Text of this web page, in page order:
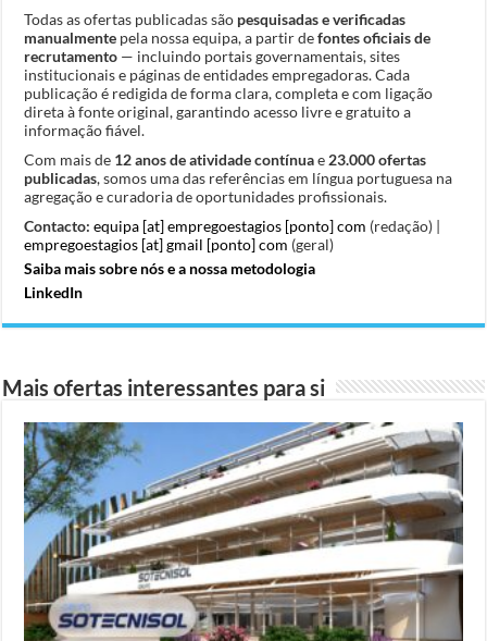
Todas as ofertas publicadas são pesquisadas e verificadas
manualmente pela nossa equipa, a partir defontes oficiais de
recrutamento — incluindo portais governamentais, sites
institucionais e páginas de entidades empregadoras. Cada
publicação é redigida de forma clara, completa e com ligação
direta à fonte original, garantindo acesso livre e gratuito a
informação fiável.
Com mais de 12 anos de atividade contínuae 23.000 ofertas
publicadas, somos uma das referências em língua portuguesa na
agregação e curadoria de oportunidades profissionais.
Contacto: equipa [at] empregoestagios [ponto] com (redação) |
empregoestagios [at] gmail [ponto] com (geral)
Saiba mais sobre nós e a nossa metodologia
LinkedIn
Mais ofertas interessantes para si